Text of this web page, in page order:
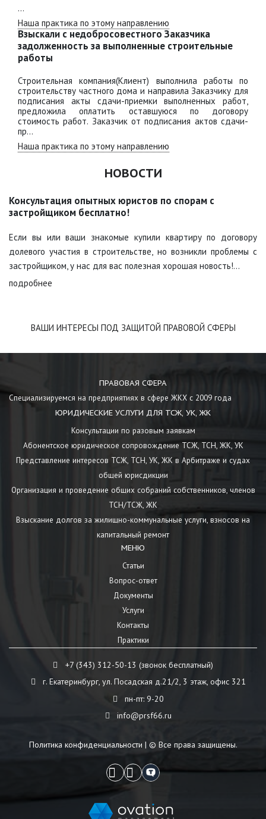
...
Наша практика по этому направлению
Взыскали с недобросовестного Заказчика
задолженность за выполненные строительные
работы
Строительная компания(Клиент) выполнила работы по
строительству частного дома и направила Заказчику для
подписания акты сдачи-приемки выполненных работ,
предложила оплатить оставшуюся по договору
стоимость работ. Заказчик от подписания актов сдачи-
пр...
Наша практика по этому направлению
НОВОСТИ
Консультация опытных юристов по спорам с
застройщиком бесплатно!
Если вы или ваши знакомые купили квартиру по договору
долевого участия в строительстве, но возникли проблемы с
застройщиком, у нас для вас полезная хорошая новость!...
подробнее
ВАШИ ИНТЕРЕСЫ ПОД ЗАЩИТОЙ ПРАВОВОЙ СФЕРЫ
ПРАВОВАЯ СФЕРА
Специализируемся на предприятиях в сфере ЖКХ с 2009 года
ЮРИДИЧЕСКИЕ УСЛУГИ ДЛЯ ТСЖ, УК, ЖК
Консультации по разовым заявкам
Абонентское юридическое сопровождение ТСЖ, ТСН, ЖК, УК
Представление интересов ТСЖ, ТСН, УК, ЖК в Арбитраже и судах
общей юрисдикции
Организация и проведение общих собраний собственников, членов
ТСН/ТСЖ, ЖК
Взыскание долгов за жилищно-коммунальные услуги, взносов на
капитальный ремонт
МЕНЮ
Статьи
Вопрос-ответ
Документы
Услуги
Контакты
Практики
+7 (343) 312-50-13 (звонок бесплатный)
г. Екатеринбург, ул. Посадская д.21/2, 3 этаж, офис 321
пн-пт: 9-20
info@prsf66.ru
Политика конфиденциальности | © Все права защищены.